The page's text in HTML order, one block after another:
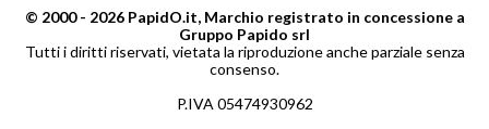
© 2000 - 2026 PapidO.it, Marchio registrato in concessione a
Gruppo Papido srl
Tutti i diritti riservati, vietata la riproduzione anche parziale senza
consenso.
P.IVA 05474930962